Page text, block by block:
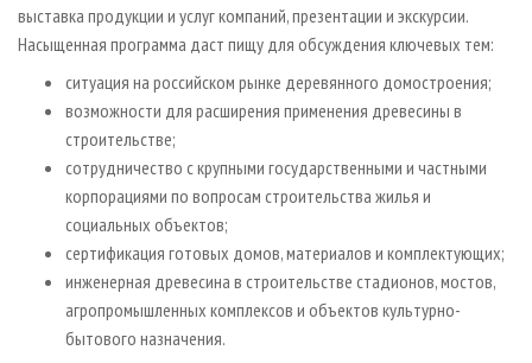
выставка продукции и услуг компаний, презентации и экскурсии.
Насыщенная программа даст пищу для обсуждения ключевых тем:
ситуация на российском рынке деревянного домостроения;
возможности для расширения применения древесины в
строительстве;
сотрудничество с крупными государственными и частными
корпорациями по вопросам строительства жилья и
социальных объектов;
сертификация готовых домов, материалов и комплектующих;
инженерная древесина в строительстве стадионов, мостов,
агропромышленных комплексов и объектов культурно­
бытового назначения.